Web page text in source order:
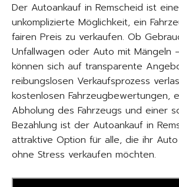
Der Autoankauf in Remscheid ist
unkomplizierte Möglichkeit, ein
fairen Preis zu verkaufen. Ob
Unfallwagen oder Auto mit Mängeln
können sich auf transparente
reibungslosen Verkaufsprozess
kostenlosen Fahrzeugbewertungen,
Abholung des Fahrzeugs und einer
Bezahlung ist der Autoankauf in
attraktive Option für alle, die ihr
ohne Stress verkaufen möchten.